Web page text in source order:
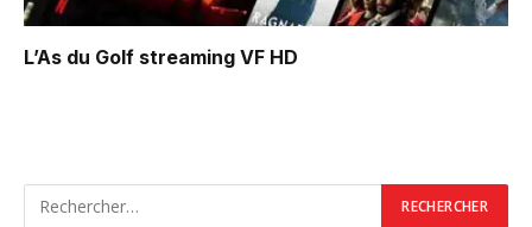
L’As du Golf streaming VF HD